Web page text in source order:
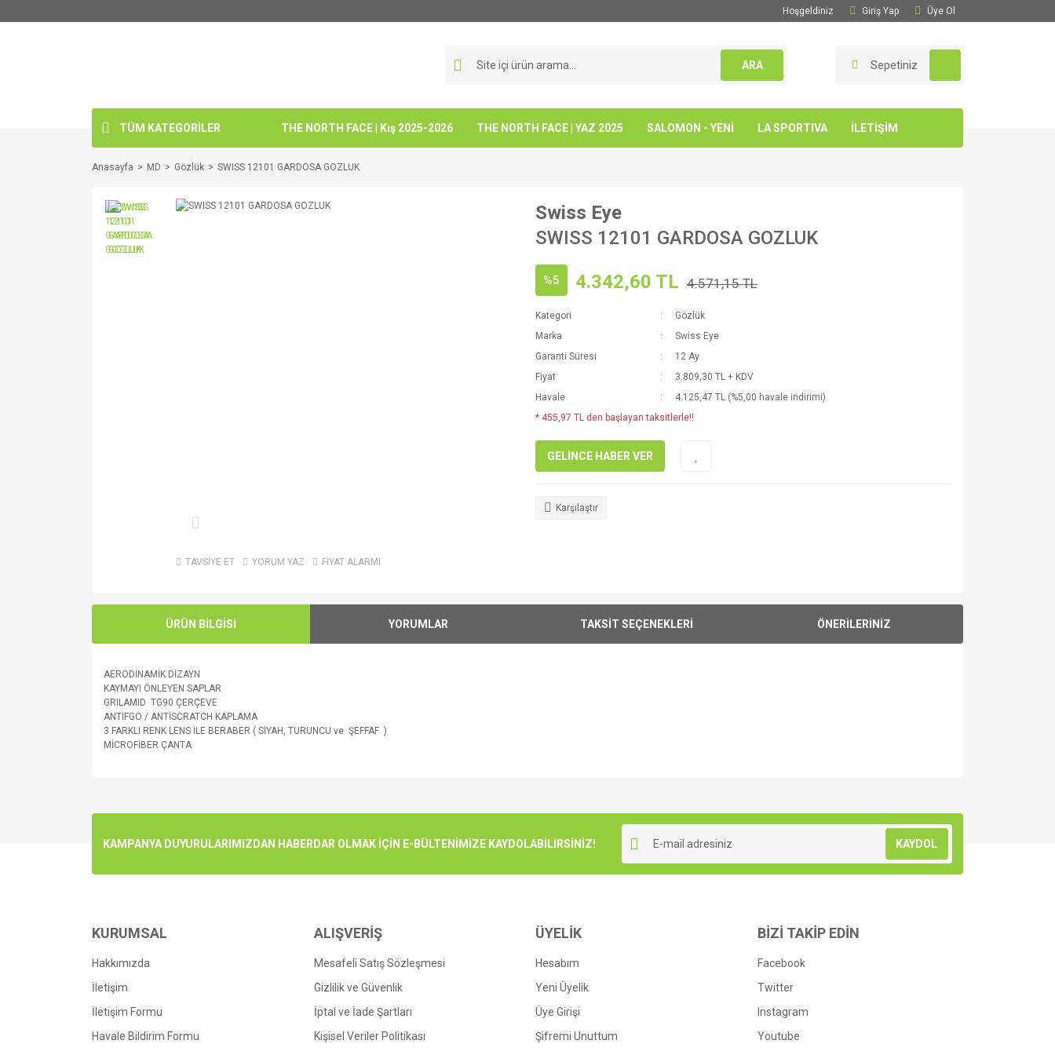
Hoşgeldiniz Giriş Yap Üye Ol
ARA Sepetiniz
TÜM KATEGORİLER THE NORTH FACE | Kış 2025-2026 THE NORTH FACE | YAZ 2025 SALOMON - YENİ LA SPORTIVA İLETİŞİM
Anasayfa MD Gözlük SWISS 12101 GARDOSA GOZLUK
TAVSİYE ET YORUM YAZ FİYAT ALARMI
Swiss Eye
SWISS 12101 GARDOSA GOZLUK
%5 4.342,60 TL 4.571,15 TL
Kategori
Gözlük
Marka
Swiss Eye
Garanti Süresi
12 Ay
Fiyat
3.809,30 TL + KDV
Havale
4.125,47 TL (%5,00 havale indirimi)
* 455,97 TL den başlayan taksitlerle!!
GELİNCE HABER VER
Karşılaştır
ÜRÜN BİLGİSİ YORUMLAR TAKSİT SEÇENEKLERİ ÖNERİLERİNİZ
AERODİNAMİK DİZAYN
KAYMAYI ÖNLEYEN SAPLAR
GRILAMID TG90 ÇERÇEVE
ANTİFGO / ANTİSCRATCH KAPLAMA
3 FARKLI RENK LENS İLE BERABER ( SİYAH, TURUNCU ve ŞEFFAF )
MİCROFİBER ÇANTA
Ürün resmi kalitesiz, bozuk veya görüntülenemiyor.
Bu ürüne benzer farklı alternatifler olmalı.
Gönder
KAMPANYA DUYURULARIMIZDAN HABERDAR OLMAK İÇİN E-BÜLTENİMİZE KAYDOLABİLİRSİNİZ! KAYDOL
KURUMSAL
Hakkımızda
İletişim
İletişim Formu
Havale Bildirim Formu
ALIŞVERİŞ
Mesafeli Satış Sözleşmesi
Gizlilik ve Güvenlik
İptal ve İade Şartları
Kişisel Veriler Politikası
ÜYELİK
Hesabım
Yeni Üyelik
Üye Girişi
Şifremi Unuttum
BİZİ TAKİP EDİN
Facebook
Twitter
Instagram
Youtube